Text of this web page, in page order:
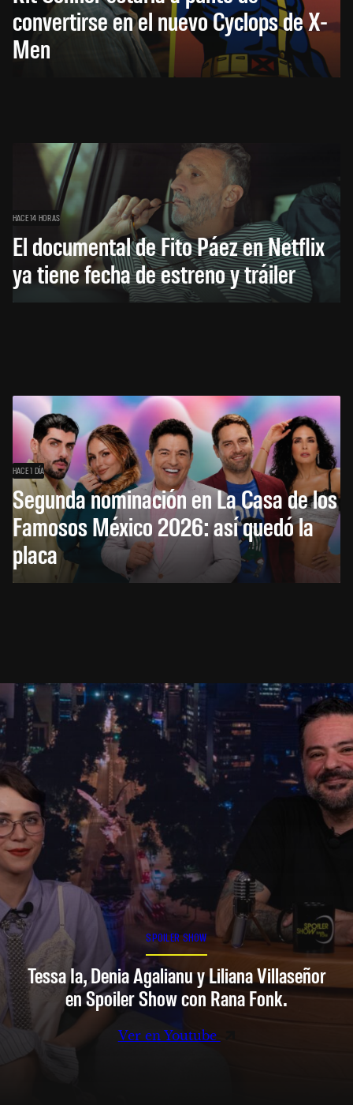
convertirse en el nuevo Cyclops de X-
Men
HACE 14 HORAS
El documental de Fito Páez en Netflix
ya tiene fecha de estreno y tráiler
HACE 1 DÍA
Segunda nominación en La Casa de los
Famosos México 2026: así quedó la
placa
SPOILER SHOW
Tessa Ia, Denia Agalianu y Liliana Villaseñor
en Spoiler Show con Rana Fonk.
Ver en Youtube